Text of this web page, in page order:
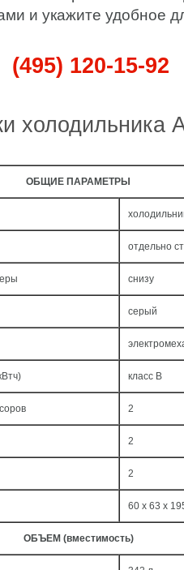
и укажите удобное
(495) 120-15-92
холодильника
ОБЩИЕ ПАРАМЕТРЫ
отдельно
снизу
серый
класс B
2
2
2
60 x 63 x
ОБЪЕМ (вместимость)